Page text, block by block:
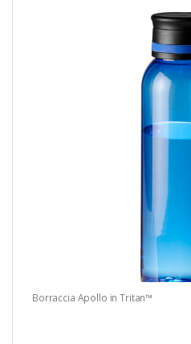
Borraccia Apollo in Tritan™